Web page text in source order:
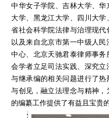
中华女子学院、吉林大学、
大学、黑龙江大学、四川大
省社会科学院法律与治理现
以及来自北京市第一中级人
中心、北京天驰君泰律师事
会学者立足司法实践、深究
与继承编的相关问题进行了
与创见，融立法理念与精神
的编纂工作提供了有益且宝贵